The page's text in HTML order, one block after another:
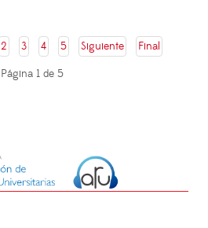
2 3 4 5 Siguiente
Final
Página 1 de 5